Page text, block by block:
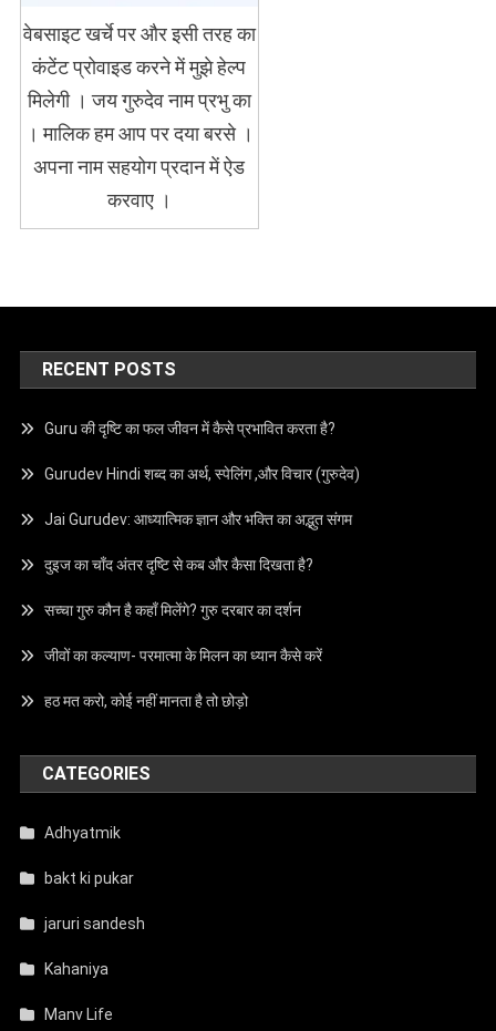
वेबसाइट खर्चे पर और इसी तरह का
कंटेंट प्रोवाइड करने में मुझे हेल्प
मिलेगी । जय गुरुदेव नाम प्रभु का
। मालिक हम आप पर दया बरसे ।
अपना नाम सहयोग प्रदान में ऐड
करवाए ।
RECENT POSTS
Guru की दृष्टि का फल जीवन में कैसे प्रभावित करता है?
Gurudev Hindi शब्द का अर्थ, स्पेलिंग ,और विचार (गुरुदेव)
Jai Gurudev: आध्यात्मिक ज्ञान और भक्ति का अद्भुत संगम
दुइज का चाँद अंतर दृष्टि से कब और कैसा दिखता है?
सच्चा गुरु कौन है कहाँ मिलेंगे? गुरु दरबार का दर्शन
जीवों का कल्याण- परमात्मा के मिलन का ध्यान कैसे करें
हठ मत करो, कोई नहीं मानता है तो छोड़ो
CATEGORIES
Adhyatmik
bakt ki pukar
jaruri sandesh
Kahaniya
Manv Life